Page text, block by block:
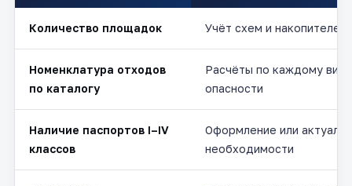
Количество площадок Учёт схем и накопителей
Номенклатура отходов
по каталогу
Расчёты по каждому
опасности
Наличие паспортов I–IV
классов
Оформление или
необходимости